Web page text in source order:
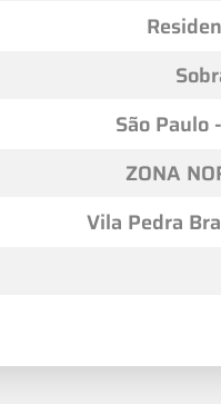
São Paulo
ZONA
Vila Pedra